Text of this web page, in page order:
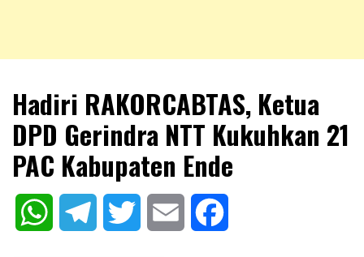
NKRIPOST
Hadiri RAKORCABTAS, Ketua
DPD Gerindra NTT Kukuhkan 21
PAC Kabupaten Ende
WhatsAppTelegram Twitter Email